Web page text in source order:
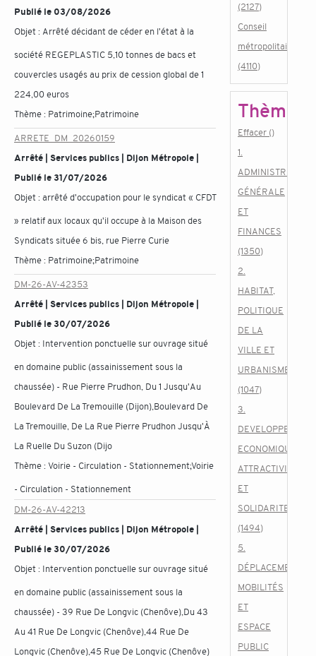
Publié le 03/08/2026
Objet : Arrêté décidant de céder en l'état à la
société REGEPLASTIC 5,10 tonnes de bacs et
couvercles usagés au prix de cession global de 1
224,00 euros
Thème : Patrimoine;Patrimoine
ARRETE_DM_20260159
Arrêté | Services publics | Dijon Métropole |
Publié le 31/07/2026
Objet :arrêté d'occupation pour le syndicat « CFDT
» relatif aux locaux qu'il occupe à la Maison des
Syndicats située 6 bis, rue Pierre Curie
Thème : Patrimoine;Patrimoine
DM-26-AV-42353
Arrêté | Services publics | Dijon Métropole |
Publié le 30/07/2026
Objet : Intervention ponctuelle sur ouvrage situé
en domaine public (assainissement sous la
chaussée) - Rue Pierre Prudhon, Du 1 Jusqu'Au
Boulevard De La Tremouille (Dijon),Boulevard De
La Tremouille, De La Rue Pierre Prudhon Jusqu'À
La Ruelle Du Suzon (Dijo
Thème :Voirie - Circulation - Stationnement;Voirie
- Circulation - Stationnement
DM-26-AV-42213
Arrêté | Services publics | Dijon Métropole |
Publié le 30/07/2026
Objet : Intervention ponctuelle sur ouvrage situé
en domaine public (assainissement sous la
chaussée) - 39 Rue De Longvic (Chenôve),Du 43
Au 41 Rue De Longvic (Chenôve),44 Rue De
Longvic (Chenôve),45 Rue De Longvic (Chenôve)
(2127)
Conseil
métropolitain
(4110)
Thème
Effacer ()
1.
ADMINISTRATION
GÉNÉRALE
ET
FINANCES
(1350)
2.
HABITAT,
POLITIQUE
DE LA
VILLE ET
URBANISME
(1047)
3.
DEVELOPPEMENT
ECONOMIQUE,
ATTRACTIVITE
ET
SOLIDARITES
(1494)
5.
DÉPLACEMENTS,
MOBILITÉS
ET
ESPACE
PUBLIC